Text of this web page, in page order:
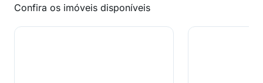
Confira os imóveis disponíveis